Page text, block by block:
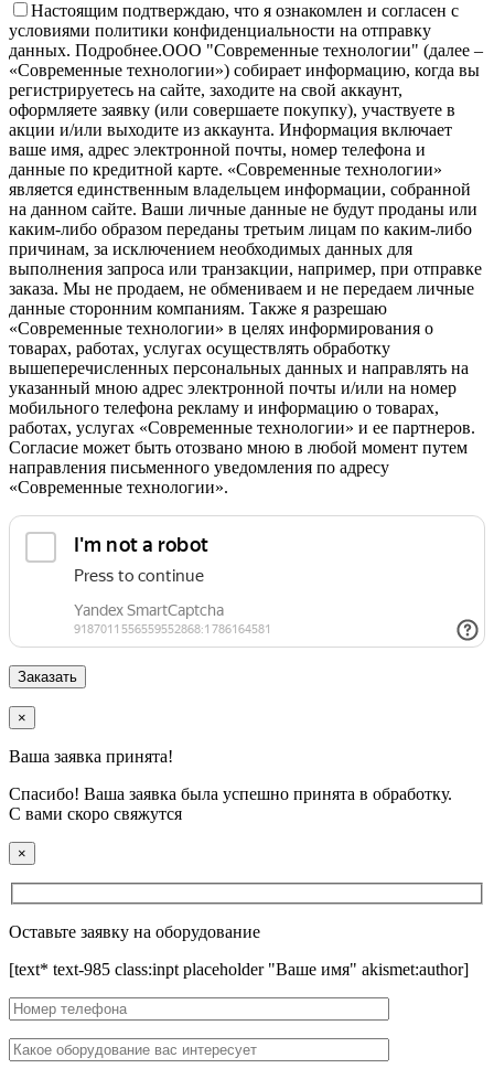
Настоящим подтверждаю, что я ознакомлен и согласен с
условиями политики конфиденциальности на отправку
данных. Подробнее.OOO "Современные технологии" (далее –
«Современные технологии») собирает информацию, когда вы
регистрируетесь на сайте, заходите на свой аккаунт,
оформляете заявку (или совершаете покупку), участвуете в
акции и/или выходите из аккаунта. Информация включает
ваше имя, адрес электронной почты, номер телефона и
данные по кредитной карте. «Современные технологии»
является единственным владельцем информации, собранной
на данном сайте. Ваши личные данные не будут проданы или
каким-либо образом переданы третьим лицам по каким-либо
причинам, за исключением необходимых данных для
выполнения запроса или транзакции, например, при отправке
заказа. Мы не продаем, не обмениваем и не передаем личные
данные сторонним компаниям. Также я разрешаю
«Современные технологии» в целях информирования о
товарах, работах, услугах осуществлять обработку
вышеперечисленных персональных данных и направлять на
указанный мною адрес электронной почты и/или на номер
мобильного телефона рекламу и информацию о товарах,
работах, услугах «Современные технологии» и ее партнеров.
Согласие может быть отозвано мною в любой момент путем
направления письменного уведомления по адресу
«Современные технологии».
×
Ваша заявка принята!
Спасибо! Ваша заявка была успешно принята в обработку.
С вами скоро свяжутся
×
Оставьте заявку на оборудование
[text* text-985 class:inpt placeholder "Ваше имя" akismet:author]